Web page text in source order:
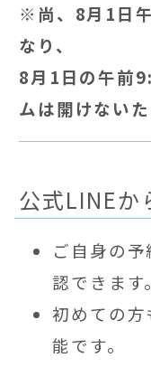
※尚、8月1日
なり、
8月1日の午前
ムは開けない
公式LINEか
ご自身の
認できます。
初めての
能です。